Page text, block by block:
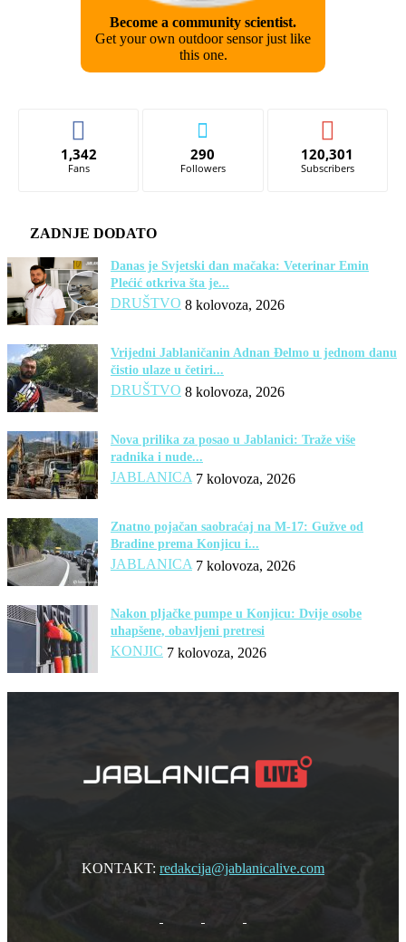
Become a community scientist.
Get your own outdoor sensor just like
this one.
1,342
Fans
290
Followers
120,301
Subscribers
ZADNJE DODATO
Danas je Svjetski dan mačaka: Veterinar Emin
Plećić otkriva šta je...
DRUŠTVO 8 kolovoza, 2026
Vrijedni Jablaničanin Adnan Đelmo u jednom danu
čistio ulaze u četiri...
DRUŠTVO 8 kolovoza, 2026
Nova prilika za posao u Jablanici: Traže više
radnika i nude...
JABLANICA 7 kolovoza, 2026
Znatno pojačan saobraćaj na M-17: Gužve od
Bradine prema Konjicu i...
JABLANICA 7 kolovoza, 2026
Nakon pljačke pumpe u Konjicu: Dvije osobe
uhapšene, obavljeni pretresi
KONJIC 7 kolovoza, 2026
KONTAKT: redakcija@jablanicalive.com